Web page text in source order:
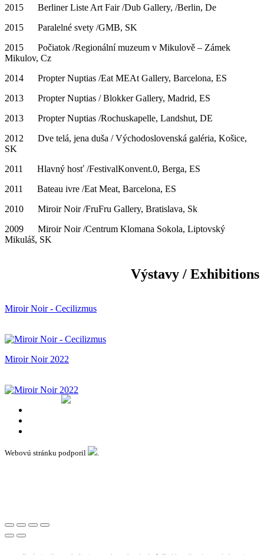
2015 Berliner Liste Art Fair /Dub Gallery, /Berlin, De
2015 Paralelné svety /GMB, SK
2015 Počiatok /Regionální muzeum v Mikulově – Zámek
Mikulov, Cz
2014 Propter Nuptias /Eat MEAt Gallery, Barcelona, ES
2013 Propter Nuptias / Blokker Gallery, Madrid, ES
2013 Propter Nuptias /Rochuskapelle, Landshut, DE
2012 Dve telá, jena duša / Východoslovenská galéria, Košice,
SK
2011 Hlavný hosť /FestivalKonvent.0, Berga, ES
2011 Bateau ivre /Eat Meat, Barcelona, ES
2010 Miroir Noir /FruFru Gallery, Bratislava, Sk
2009 Miroir Noir /Centrum Klomana Sokola, Liptovský
Mikuláš, SK
Výstavy / Exhibitions
Miroir Noir - Cecilizmus
Miroir Noir 2022
Webovú stránku podporil